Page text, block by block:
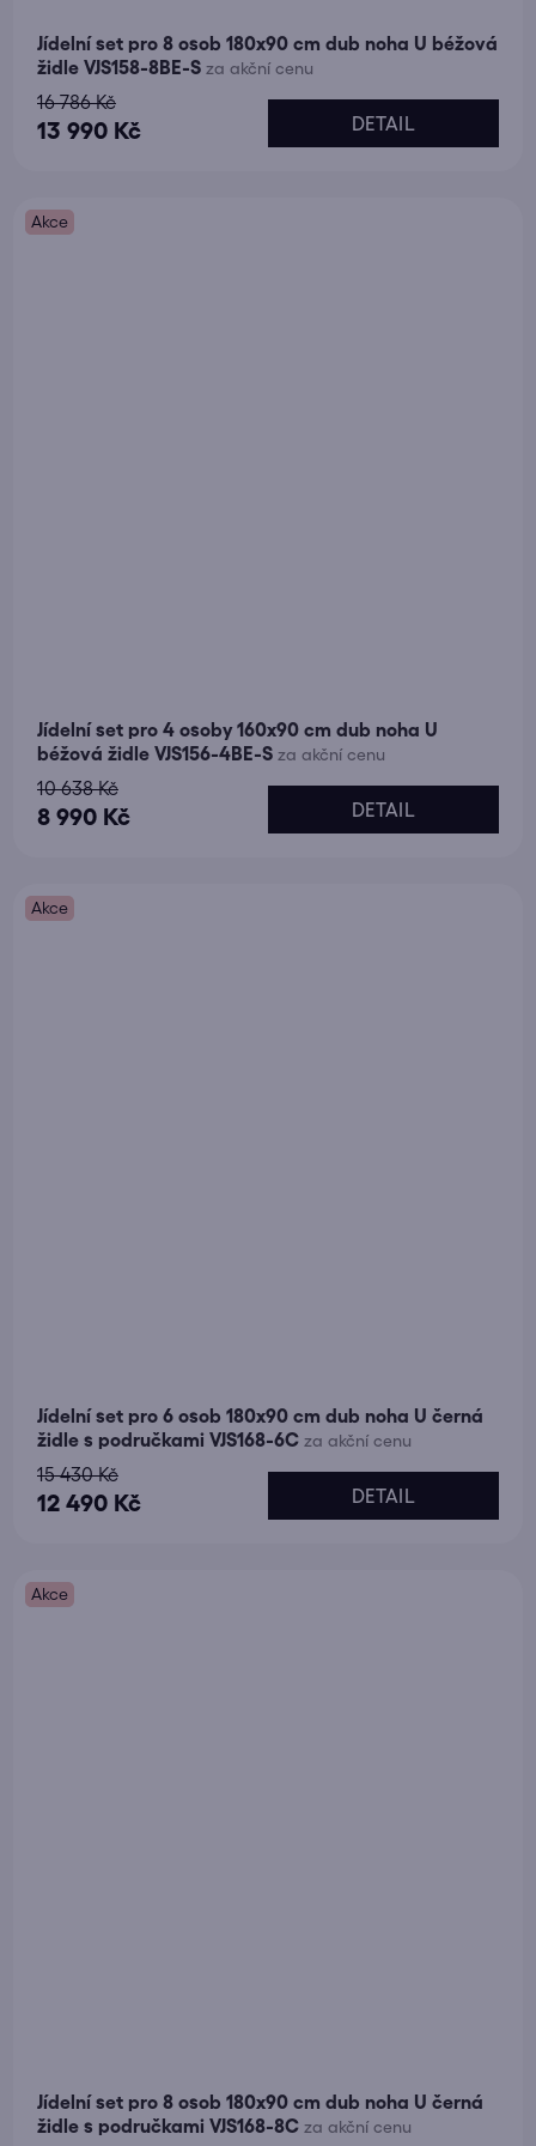
Jídelní set pro 8 osob 180x90 cm dub noha U béžová
židle VJS158-8BE-S za akční cenu
13 990 Kč
16 786 Kč
DETAIL
Akce
Jídelní set pro 4 osoby 160x90 cm dub noha U
béžová židle VJS156-4BE-S za akční cenu
8 990 Kč
10 638 Kč
DETAIL
Akce
Jídelní set pro 6 osob 180x90 cm dub noha U černá
židle s područkami VJS168-6C za akční cenu
12 490 Kč
15 430 Kč
DETAIL
Akce
Jídelní set pro 8 osob 180x90 cm dub noha U černá
židle s područkami VJS168-8C za akční cenu